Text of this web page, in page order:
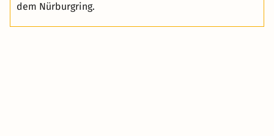
dem Nürburgring.